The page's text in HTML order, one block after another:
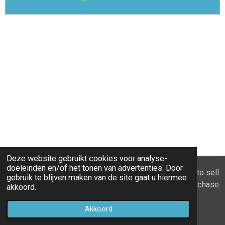
Deze website gebruikt cookies voor analyse-
doeleinden en/of het tonen van advertenties. Door
gebruik te blijven maken van de site gaat u hiermee
akkoord.
Akkoord
© 2021 - 2026 Home you buy | you sell Are you going to sell
the apartment? 6 tips to recognize a good property purchase